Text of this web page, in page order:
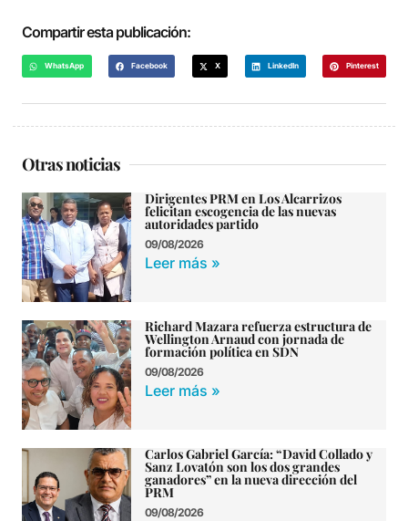
Compartir esta publicación:
WhatsApp Facebook X LinkedIn Pinterest
Otras noticias
Dirigentes PRM en Los Alcarrizos
felicitan escogencia de las nuevas
autoridades partido
09/08/2026
Leer más »
Richard Mazara refuerza estructura de
Wellington Arnaud con jornada de
formación política en SDN
09/08/2026
Leer más »
Carlos Gabriel García: “David Collado y
Sanz Lovatón son los dos grandes
ganadores” en la nueva dirección del
PRM
09/08/2026